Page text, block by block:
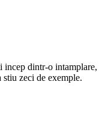
incep dintr-o intamplare,
zeci de exemple.